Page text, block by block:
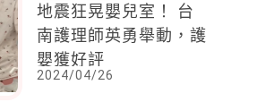
地震狂晃嬰兒室！ 台
南護理師英勇舉動，護
嬰獲好評
2024/04/26